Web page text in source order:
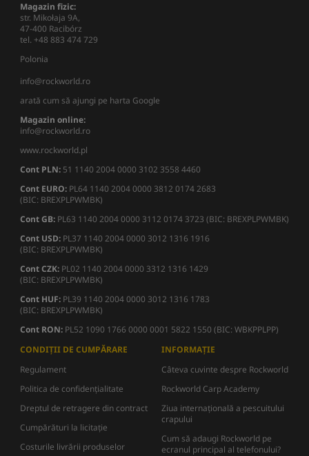
Magazin fizic:
str. Mikołaja 9A,
47-400 Racibórz
tel. +48 883 474 729
Polonia
info@rockworld.ro
arată cum să ajungi pe harta Google
Magazin online:
info@rockworld.ro
www.rockworld.pl
Cont PLN: 51 1140 2004 0000 3102 3558 4460
Cont EURO: PL64 1140 2004 0000 3812 0174 2683
(BIC: BREXPLPWMBK)
Cont GB: PL63 1140 2004 0000 3112 0174 3723 (BIC: BREXPLPWMBK)
Cont USD: PL37 1140 2004 0000 3012 1316 1916
(BIC: BREXPLPWMBK)
Cont CZK: PL02 1140 2004 0000 3312 1316 1429
(BIC: BREXPLPWMBK)
Cont HUF: PL39 1140 2004 0000 3012 1316 1783
(BIC: BREXPLPWMBK)
Cont RON: PL52 1090 1766 0000 0001 5822 1550 (BIC: WBKPPLPP)
CONDIȚII DE CUMPĂRARE
Regulament
Politica de confidențialitate
Dreptul de retragere din contract
Cumpărături la licitație
Costurile livrării produselor
INFORMAȚIE
Câteva cuvinte despre Rockworld
Rockworld Carp Academy
Ziua internațională a pescuitului
crapului
Cum să adaugi Rockworld pe
ecranul principal al telefonului?